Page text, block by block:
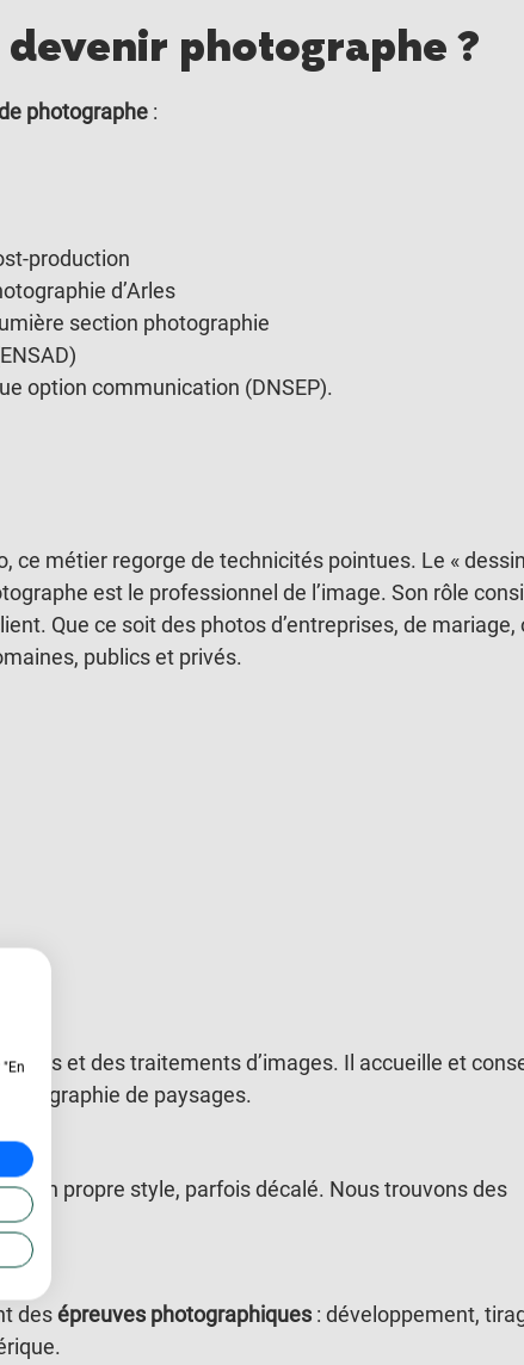
photographe ?
photographe :
production
d’Arles
section photographie
option communication (DNSEP).
ce métier regorge de technicités pointues. Le «
est le professionnel de l’image. Son rôle
Que ce soit des photos d’entreprises, de mariage,
publics et privés.
et des traitements d’images. Il accueille et
de paysages.
son propre style, parfois décalé. Nous trouvons des
desépreuves photographiques : développement,